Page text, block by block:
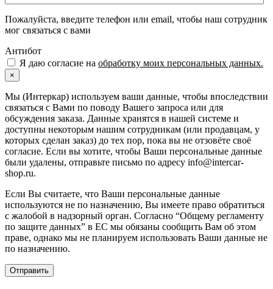
Пожалуйста, введите телефон или email, чтобы наш сотрудник
мог связаться с вами
Антибот
Я даю согласие на обработку моих персональных данных.
×
Мы (Интеркар) используем ваши данные, чтобы впоследствии
связаться с Вами по поводу Вашего запроса или для
обсуждения заказа. Данные хранятся в нашей системе и
доступны некоторым нашим сотрудникам (или продавцам, у
которых сделан заказ) до тех пор, пока вы не отзовёте своё
согласие. Если вы хотите, чтобы Ваши персональные данные
были удалены, отправьте письмо по адресу info@intercar-
shop.ru.
Если Вы считаете, что Ваши персональные данные
используются не по назначению, Вы имеете право обратиться
с жалобой в надзорный орган. Согласно “Общему регламенту
по защите данных” в ЕС мы обязаны сообщить Вам об этом
праве, однако мы не планируем использовать Ваши данные не
по назначению.
Отправить